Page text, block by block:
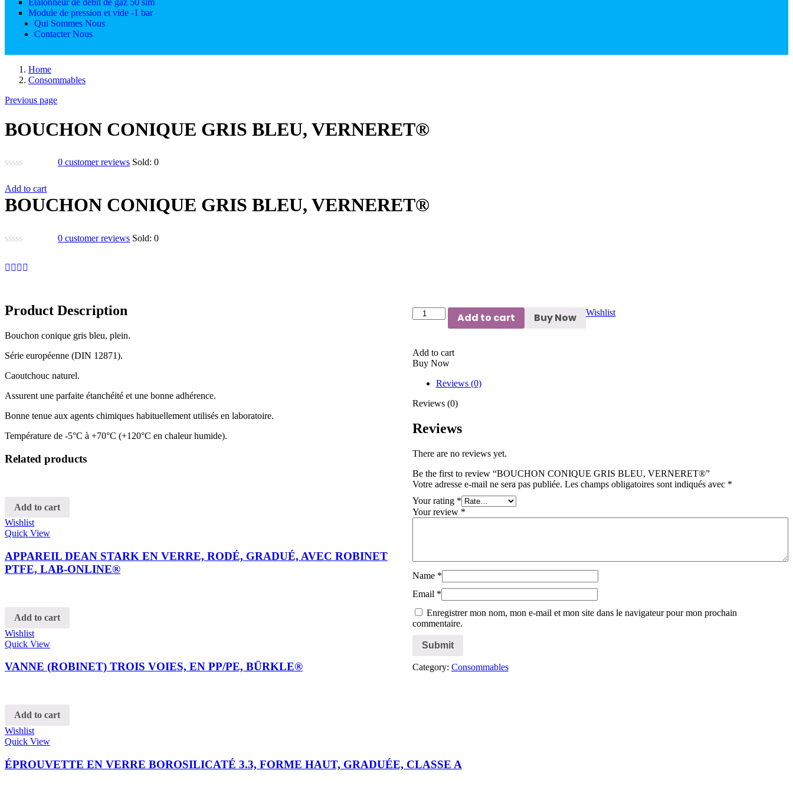
Etalonneur de débit de gaz 50 slm
Module de pression et vide -1 bar
Qui Sommes Nous
Contacter Nous
Home
Consommables
Previous page
BOUCHON CONIQUE GRIS BLEU, VERNERET®
0 customer reviews Sold:0
Add to cart
BOUCHON CONIQUE GRIS BLEU, VERNERET®
0 customer reviews Sold:0
Add to cart Buy Now Wishlist
Add to cart
Buy Now
Reviews (0)
Reviews (0)
Reviews
There are no reviews yet.
Be the first to review “BOUCHON CONIQUE GRIS BLEU, VERNERET®”
Votre adresse e-mail ne sera pas publiée. Les champs obligatoires sont indiqués avec *
Your rating *
Your review *
Name *
Email *
Enregistrer mon nom, mon e-mail et mon site dans le navigateur pour mon prochain
commentaire.
Category: Consommables
Product Description
Bouchon conique gris bleu, plein.
Série européenne (DIN 12871).
Caoutchouc naturel.
Assurent une parfaite étanchéité et une bonne adhérence.
Bonne tenue aux agents chimiques habituellement utilisés en laboratoire.
Température de -5°C à +70°C (+120°C en chaleur humide).
Related products
Add to cart
Wishlist
Quick View
APPAREIL DEAN STARK EN VERRE, RODÉ, GRADUÉ, AVEC ROBINET
PTFE, LAB-ONLINE®
Add to cart
Wishlist
Quick View
VANNE (ROBINET) TROIS VOIES, EN PP/PE, BÜRKLE®
Add to cart
Wishlist
Quick View
ÉPROUVETTE EN VERRE BOROSILICATÉ 3.3, FORME HAUT, GRADUÉE, CLASSE A